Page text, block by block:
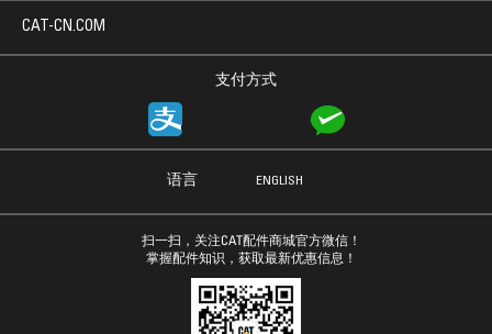
支付方式
CAT-CN.COM
语言 ENGLISH
扫一扫，关注CAT配件商城官方微信！
掌握配件知识，获取最新优惠信息！